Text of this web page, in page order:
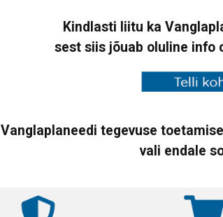
Kindlasti liitu ka
sest siis jõuab oluline info
Vanglaplaneedi tegevuse
vali endale